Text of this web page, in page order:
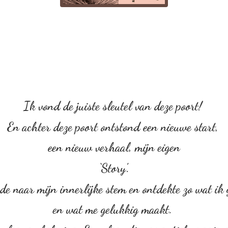
Ik vond de juiste sleutel van deze poort!
En achter deze poort ontstond een nieuwe start,
een nieuw verhaal, mijn eigen
‘Story’.
naar mijn innerlijke stem en ontdekte zo wat ik
en wat me gelukkig maakt.